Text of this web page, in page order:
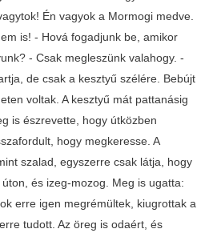
Én vagyok a Mormogi medve.
is! - Hová fogadjunk be, amikor
- Csak megleszünk valahogy. -
de csak a kesztyű szélére. Bebújt
voltak. A kesztyű mát pattanásig
is észrevette, hogy útközben
hogy megkeresse. A
szalad, egyszerre csak látja, hogy
és izeg-mozog. Meg is ugatta:
erre igen megrémültek, kiugrottak a
tudott. Az öreg is odaért, és